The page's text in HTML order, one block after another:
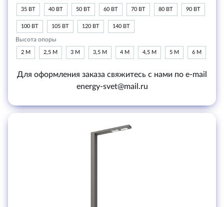
35 ВТ 40 ВТ 50 ВТ 60 ВТ 70 ВТ 80 ВТ 90 ВТ
100 ВТ 105 ВТ 120 ВТ 140 ВТ
Высота опоры
2 М 2,5 М 3 М 3,5 М 4 М 4,5 М 5 М 6 М
Для оформления заказа свяжитесь с нами по e-mail
energy-svet@mail.ru